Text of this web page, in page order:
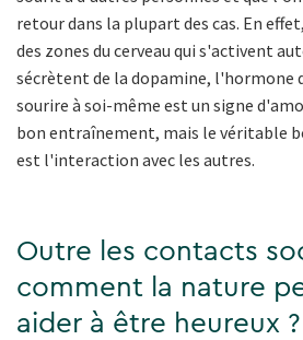
retour dans la plupart des cas. En
des zones du cerveau qui s'activent
sécrètent de la dopamine, l'hormone
sourire à soi-même est un signe
bon entraînement, mais le véritable
est l'interaction avec les autres.
Outre les contacts
comment la nature
aider à être heureux ?